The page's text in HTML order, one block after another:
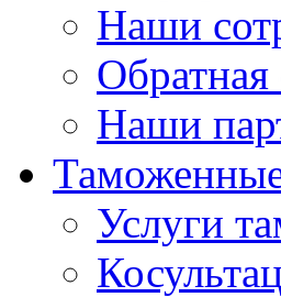
Наши
Обратная
Наши
Услуги